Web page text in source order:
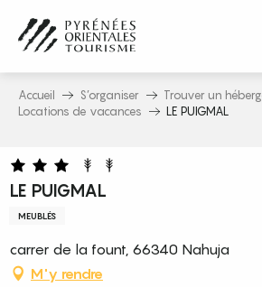
contenu
principal
Accueil S’organiser
Trouver un
Locations de vacances
LE PUIGMAL
LE PUIGMAL
MEUBLÉS
carrer de la fount, 66340 Nahuja
M'y rendre